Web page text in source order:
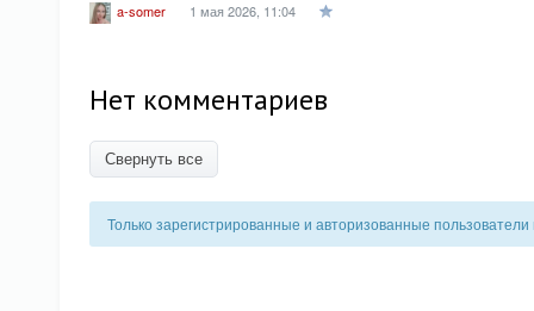
a-somer 1 мая 2026, 11:04
Нет комментариев
Свернуть все
Только зарегистрированные и авторизованные